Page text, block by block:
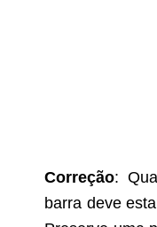
Correção:
barra deve